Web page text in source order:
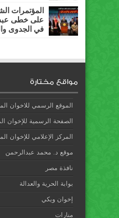
المؤتمرات
على خطى عبد
في الجدوى
مواقع مختارة
الموقع الرسمي للاخوان
الصفحة الرسمية للإخوان
المركز الإعلامي للإخوان
موقع د. محمد عبدالرحمن
نافذة مصر
بوابة الحرية والعدالة
إخوان ويكي
منارات